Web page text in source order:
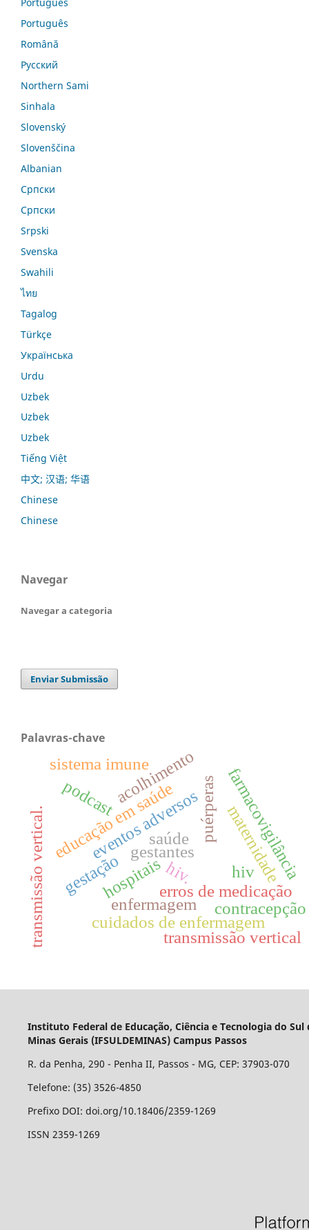
Português
Română
Русский
Northern Sami
Sinhala
Slovenský
Slovenščina
Albanian
Српски
Српски
Srpski
Svenska
Swahili
ไทย
Tagalog
Türkçe
Українська
Urdu
Uzbek
Uzbek
Uzbek
Tiếng Việt
中文; 汉语; 华语
Chinese
Chinese
Navegar
Navegar a categoria
Enviar Submissão
Palavras-chave
gestantes
puérperasmaternidade
erros de medicação
hospitais farmacovigilância
eventos adversos
educação em saúde
enfermagem
hiv
gestação
transmissão vertical. cuidados de enfermagem
acolhimento
transmissão vertical
hiv.
contracepção
saúde
podcast
sistema imune
Instituto Federal de Educação, Ciência e Tecnologia do Sul
Minas Gerais (IFSULDEMINAS) Campus Passos
R. da Penha, 290 - Penha II, Passos - MG, CEP: 37903-070
Telefone: (35) 3526-4850
Prefixo DOI: doi.org/10.18406/2359-1269
ISSN 2359-1269